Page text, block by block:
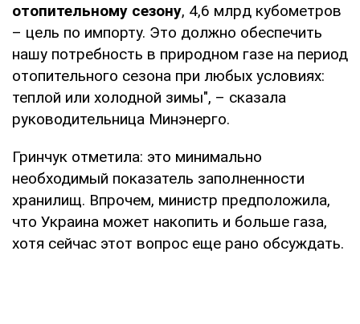
отопительному сезону, 4,6 млрд кубометров
– цель по импорту. Это должно обеспечить
нашу потребность в природном газе на период
отопительного сезона при любых условиях:
теплой или холодной зимы", – сказала
руководительница Минэнерго.
Гринчук отметила: это минимально
необходимый показатель заполненности
хранилищ. Впрочем, министр предположила,
что Украина может накопить и больше газа,
хотя сейчас этот вопрос еще рано обсуждать.